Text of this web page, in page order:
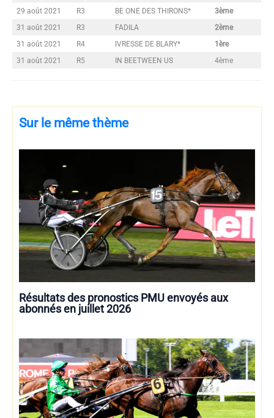
29 août 2021
R3 BE ONE DES THIRONS*
3ème
31 août 2021
R3 FADILA
2ème
31 août 2021
R4 IVRESSE DE BLARY*
1ère
31 août 2021
R5 IN BEETWEEN US 4ème
Sur le même thème
Résultats des pronostics PMU envoyés aux
abonnés en juillet 2026